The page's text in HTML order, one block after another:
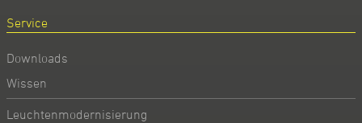
Service
Downloads
Wissen
Leuchtenmodernisierung